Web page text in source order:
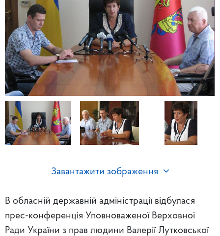
Завантажити зображення
В обласній державній адміністрації відбулася
прес-конференція Уповноваженої Верховної
Ради України з прав людини Валерії Лутковської